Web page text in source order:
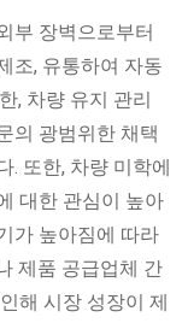
부 장벽으로부터
조, 유통하여 자동
, 차량 유지 관리
의 광범위한 채택
. 또한, 차량 미학에
대한 관심이 높아
가 높아짐에 따라
제품 공급업체 간
해 시장 성장이 제